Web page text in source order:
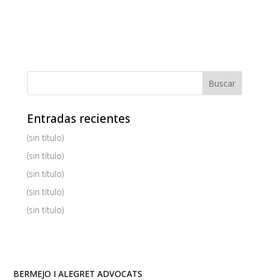
Entradas recientes
(sin título)
(sin título)
(sin título)
(sin título)
(sin título)
BERMEJO I ALEGRET ADVOCATS